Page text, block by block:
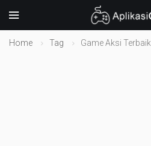
Home Tag Game Aksi Terbaik